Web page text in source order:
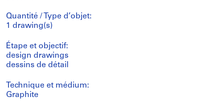
Quantité / Type d’objet:
1 drawing(s)
Étape et objectif:
design drawings
dessins de détail
Technique et médium:
Graphite